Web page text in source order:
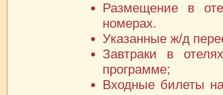
Размещение в
номерах.
Указанные ж/д
Завтраки в
программе;
Входные билеты